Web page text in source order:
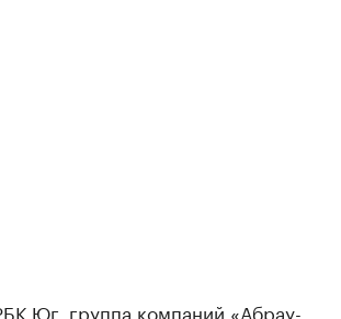
Юг, группа компаний «Абрау-